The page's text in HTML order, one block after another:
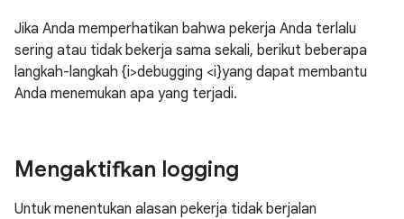
Jika Anda memperhatikan bahwa pekerja Anda terlalu
sering atau tidak bekerja sama sekali, berikut beberapa
langkah-langkah {i>debugging <i}yang dapat membantu
Anda menemukan apa yang terjadi.
Mengaktifkan logging
Untuk menentukan alasan pekerja tidak berjalan